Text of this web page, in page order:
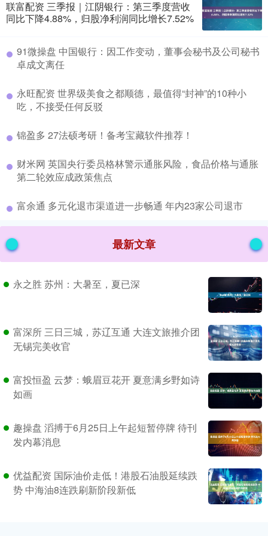
联富配资 三季报｜江阴银行：第三季度营收
同比下降4.88%，归股净利润同比增长7.52%
​91微操盘 中国银行：因工作变动，董事会秘书及公司秘书
卓成文离任
​永旺配资 世界级美食之都顺德，最值得“封神”的10种小
吃，不接受任何反驳
​锦盈多 27法硕考研！备考宝藏软件推荐！
​财米网 英国央行委员格林警示通胀风险，食品价格与通胀
第二轮效应成政策焦点
​富余通 多元化退市渠道进一步畅通 年内23家公司退市
最新文章
永之胜 苏州：大暑至，夏已深
富深所 三日三城，苏辽互通 大连文旅推介团
无锡完美收官
富投恒盈 云梦：蛾眉豆花开 夏意满乡野如诗
如画
趣操盘 滔搏于6月25日上午起短暂停牌 待刊
发内幕消息
优益配资 国际油价走低！港股石油股延续跌
势 中海油8连跌刷新阶段新低